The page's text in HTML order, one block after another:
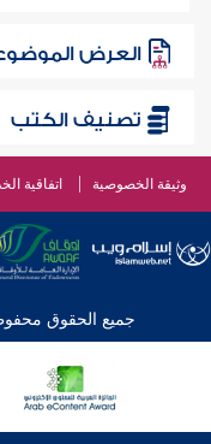
العرض
تصنيف الكتب
وثيقة الخصوصية اتفاقية
جميع الحقوق محفوظة © 2026 - 1998